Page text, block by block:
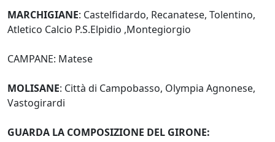
MARCHIGIANE: Castelfidardo, Recanatese, Tolentino,
Atletico Calcio P.S.Elpidio ,Montegiorgio
CAMPANE: Matese
MOLISANE: Città di Campobasso, Olympia Agnonese,
Vastogirardi
GUARDA LA COMPOSIZIONE DEL GIRONE: